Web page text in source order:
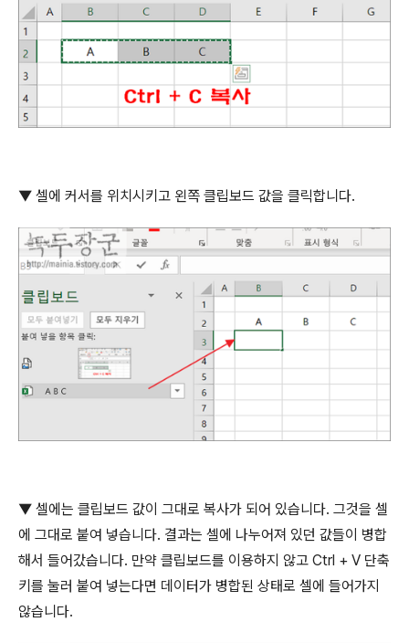
▼ 셀에 커서를 위치시키고 왼쪽 클립보드 값을 클릭합니다.
▼ 셀에는 클립보드 값이 그대로 복사가 되어 있습니다. 그것을 셀
에 그대로 붙여 넣습니다. 결과는 셀에 나누어져 있던 값들이 병합
해서 들어갔습니다. 만약 클립보드를 이용하지 않고 Ctrl + V 단축
키를 눌러 붙여 넣는다면 데이터가 병합된 상태로 셀에 들어가지
않습니다.